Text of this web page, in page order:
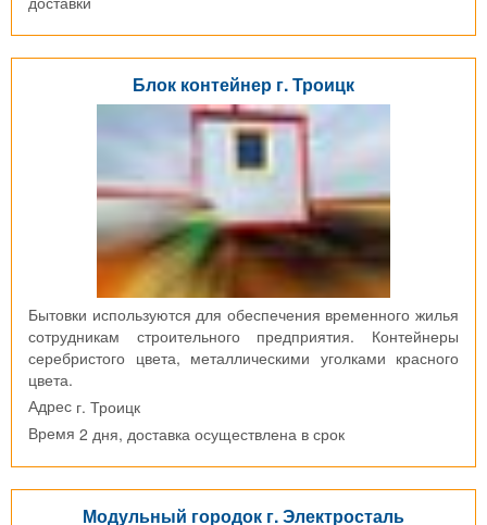
Блок контейнер г. Троицк
Бытовки используются для обеспечения временного жилья
сотрудникам строительного предприятия. Контейнеры
серебристого цвета, металлическими уголками красного
цвета.
Адрес г. Троицк
Время 2 дня, доставка осуществлена в срок
Модульный городок г. Электросталь